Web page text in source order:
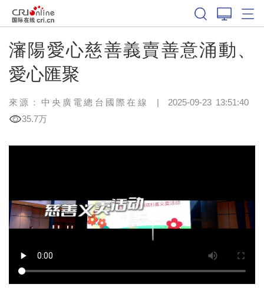
瀋陽愛心慈善義賣善意涌動、
愛心匯聚
來源：中央廣電總台國際在線 | 2025-09-23 13:51:40
35.7万